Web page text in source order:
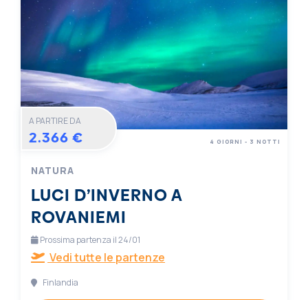
A PARTIRE DA
2.366 €
NATURA
LUCI D’INVERNO A
ROVANIEMI
4 GIORNI - 3 NOTTI
Prossima partenza il 24/01
Vedi tutte le partenze
Finlandia